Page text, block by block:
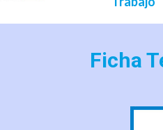
Ficha